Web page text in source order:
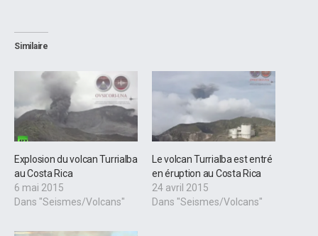
Similaire
Explosion du volcan Turrialba
au Costa Rica
6 mai 2015
Dans "Seismes/Volcans"
Le volcan Turrialba est entré
en éruption au Costa Rica
24 avril 2015
Dans "Seismes/Volcans"